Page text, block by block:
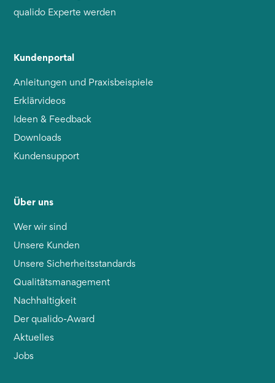
qualido Experte werden
Kundenportal
Anleitungen und Praxisbeispiele
Erklärvideos
Ideen & Feedback
Downloads
Kundensupport
Über uns
Wer wir sind
Unsere Kunden
Unsere Sicherheitsstandards
Qualitätsmanagement
Nachhaltigkeit
Der qualido-Award
Aktuelles
Jobs